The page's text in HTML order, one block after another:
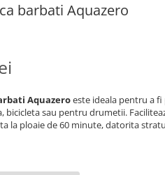
barbati Aquazero
Aquazeroeste ideala pentru a
bicicleta sau pentru drumetii.
la ploaie de 60 minute, datorita